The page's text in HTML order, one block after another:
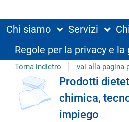
Chi siamo Servizi
Regole per la privacy e
Torna indietro vai alla pagina
Dettaglio
del
Prodotti
chimica,
impiego